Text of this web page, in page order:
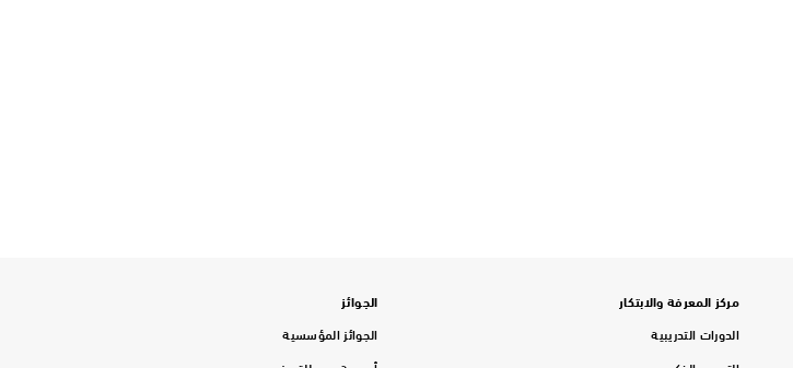
مركز المعرفة والابتكار
الدورات التدريبية
الجوائز
الجوائز المؤسسية